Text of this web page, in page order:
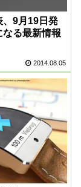
、9月19日発
る最新情報
2014.08.05